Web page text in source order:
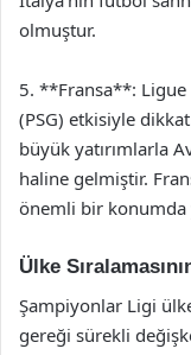
olmuştur.
5. **Fransa**: Ligue
(PSG) etkisiyle
büyük yatırımlarla
haline gelmiştir.
önemli bir konumda
Ülke
Şampiyonlar Ligi
gereği sürekli